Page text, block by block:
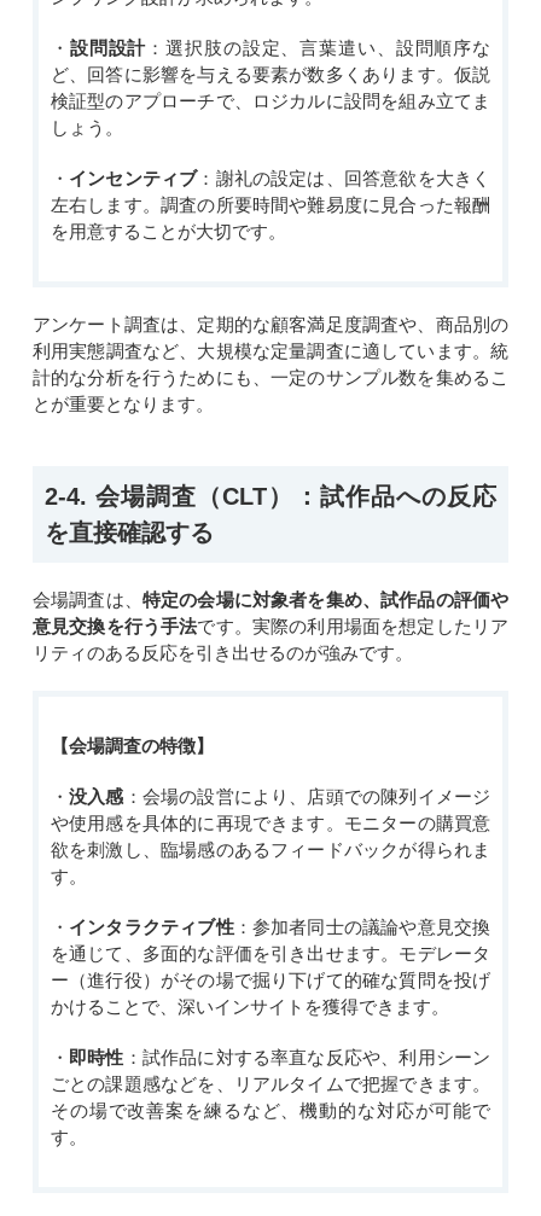
・ 設問設計 ：選択肢の設定、言葉遣い、設問順序な
ど、回答に影響を与える要素が数多くあります。仮説
検証型のアプローチで、ロジカルに設問を組み立てま
しょう。
・ インセンティブ：謝礼の設定は、回答意欲を大きく
左右します。調査の所要時間や難易度に見合った報酬
を用意することが大切です。
アンケート調査は、定期的な顧客満足度調査や、商品別の
利用実態調査など、大規模な定量調査に適しています。統
計的な分析を行うためにも、一定のサンプル数を集めるこ
とが重要となります。
2-4. 会場調査（CLT）：試作品への反応
を直接確認する
会場調査は、 特定の会場に対象者を集め、試作品の評価や
意見交換を行う手法です。実際の利用場面を想定したリア
リティのある反応を引き出せるのが強みです。
【会場調査の特徴】
・没入感：会場の設営により、店頭での陳列イメージ
や使用感を具体的に再現できます。モニターの購買意
欲を刺激し、臨場感のあるフィードバックが得られま
す。
・ インタラクティブ性：参加者同士の議論や意見交換
を通じて、多面的な評価を引き出せます。モデレータ
ー（進行役）がその場で掘り下げて的確な質問を投げ
かける ことで、 深いインサイトを獲得できます。
・ 即時性 ：試作品に対する率直な反応や、利用シーン
ごとの課題感などを、リアルタイムで把握できます。
その場で改善案を練るなど、機動的な対応が可能で
す。